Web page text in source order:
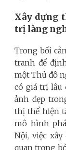
Xây dựng
trị làng
Trong bối
tranh để
một Thủ đô
có giá trị lâu
ảnh đẹp
thị thể hiện
mô hình
Nội, việc
quan trọng